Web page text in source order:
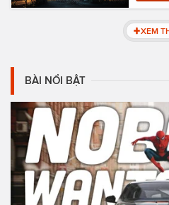
XEM
BÀI NỔI BẬT